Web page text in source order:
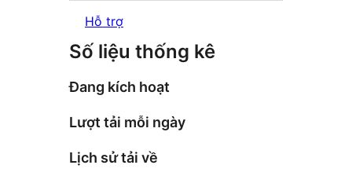
Hỗ trợ
Số liệu thống kê
Đang kích hoạt
Lượt tải mỗi ngày
Lịch sử tải về